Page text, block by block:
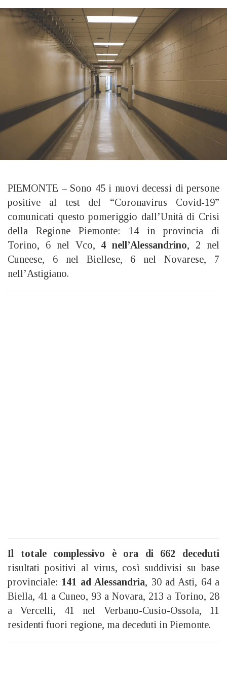
PIEMONTE – Sono 45 i nuovi decessi di persone
positive al test del “Coronavirus Covid-19”
comunicati questo pomeriggio dall’Unità di Crisi
della Regione Piemonte: 14 in provincia di
Torino, 6 nel Vco, 4 nell’Alessandrino, 2 nel
Cuneese, 6 nel Biellese, 6 nel Novarese, 7
nell’Astigiano.
Il totale complessivo è ora di 662 deceduti
risultati positivi al virus, così suddivisi su base
provinciale: 141 ad Alessandria, 30 ad Asti, 64 a
Biella, 41 a Cuneo, 93 a Novara, 213 a Torino, 28
a Vercelli, 41 nel Verbano-Cusio-Ossola, 11
residenti fuori regione, ma deceduti in Piemonte.